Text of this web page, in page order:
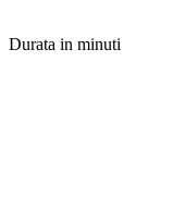
Durata in minuti